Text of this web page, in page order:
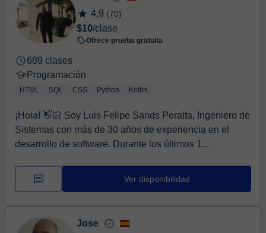
4,9 (70)
$10/clase
Ofrece prueba gratuita
689 clases
Programación
HTML SQL CSS Python Kotlin
¡Hola! 👋🏻 Soy Luis Felipe Sands Peralta, Ingeniero de
Sistemas con más de 30 años de experiencia en el
desarrollo de software. Durante los últimos 1...
Ver disponibilidad
Jose